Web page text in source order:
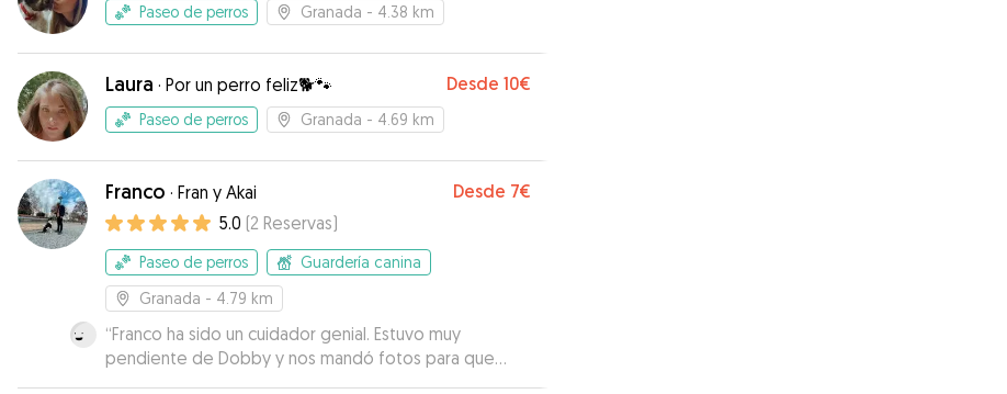
Paseo de perros Granada - 4.38 km
Laura · Por un perro feliz🐕🐾 Desde 10€
Paseo de perros Granada - 4.69 km
Franco · Fran y Akai Desde 7€
5.0 (2 Reservas)
Paseo de perros
Guardería canina
Granada - 4.79 km
“Franco ha sido un cuidador genial. Estuvo muy
pendiente de Dobby y nos mandó fotos para que
pudiéramos ver cómo estaba. Lo recomiendo. Lo